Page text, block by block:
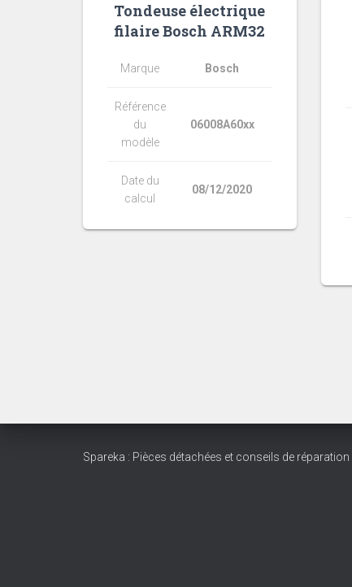
Tondeuse électrique
filaire Bosch ARM32
Marque Bosch
Référence
du
modèle
06008A60xx
Date du
calcul
08/12/2020
Spareka : Pièces détachées et conseils de réparation